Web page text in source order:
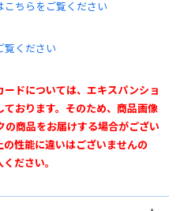
こちらをご覧ください
覧ください
ドについては、エキスパンショ
おります。そのため、商品画像
の商品をお届けする場合がござい
性能に違いはございませんの
ださい。